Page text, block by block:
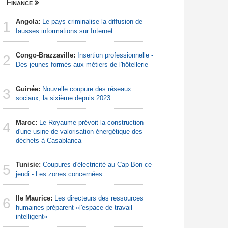
Finance
1 Angola: Le pays criminalise la diffusion de
fausses informations sur Internet
2 Congo-Brazzaville: Insertion professionnelle -
Des jeunes formés aux métiers de l'hôtellerie
3 Guinée: Nouvelle coupure des réseaux
sociaux, la sixième depuis 2023
4 Maroc: Le Royaume prévoit la construction
d'une usine de valorisation énergétique des
déchets à Casablanca
5 Tunisie: Coupures d'électricité au Cap Bon ce
jeudi - Les zones concernées
6 Ile Maurice: Les directeurs des ressources
humaines préparent «l'espace de travail
intelligent»